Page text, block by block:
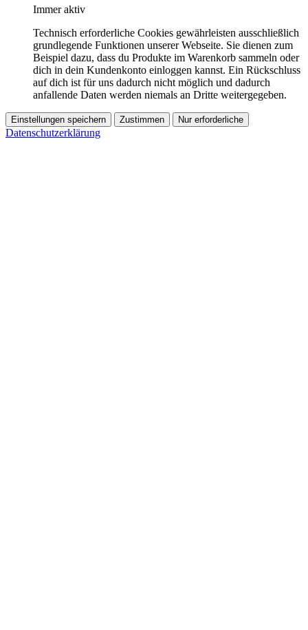
Immer aktiv
Technisch erforderliche Cookies gewährleisten ausschließlich
grundlegende Funktionen unserer Webseite. Sie dienen zum
Beispiel dazu, dass du Produkte im Warenkorb sammeln oder
dich in dein Kundenkonto einloggen kannst. Ein Rückschluss
auf dich ist für uns dadurch nicht möglich und dadurch
anfallende Daten werden niemals an Dritte weitergegeben.
Einstellungen speichern Zustimmen Nur erforderliche
Datenschutzerklärung